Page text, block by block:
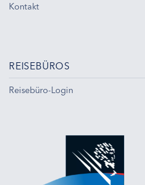
Kontakt
REISEBÜROS
Reisebüro-Login